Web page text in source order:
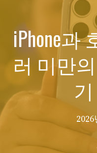
iPhone과
러 미만
2026